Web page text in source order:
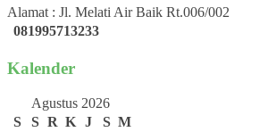
Alamat : Jl. Melati Air Baik Rt.006/002
081995713233
Kalender
Agustus 2026
S
S R K J S M